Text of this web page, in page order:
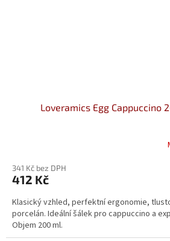
Loveramics Egg Cappuccino
341 Kč bez DPH
412 Kč
Klasický vzhled, perfektní ergonomie,
porcelán. Ideální šálek pro cappuccino a
Objem 200 ml.